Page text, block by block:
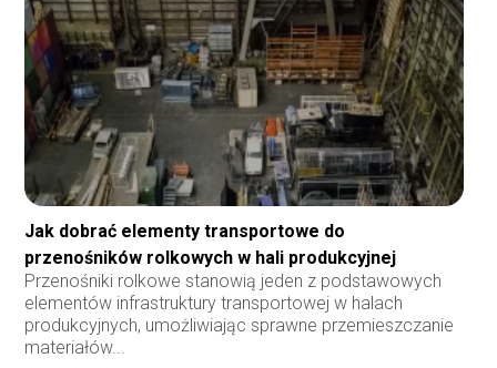
Jak dobrać elementy transportowe do
przenośników rolkowych w hali produkcyjnej
Przenośniki rolkowe stanowią jeden z podstawowych
elementów infrastruktury transportowej w halach
produkcyjnych, umożliwiając sprawne przemieszczanie
materiałów...